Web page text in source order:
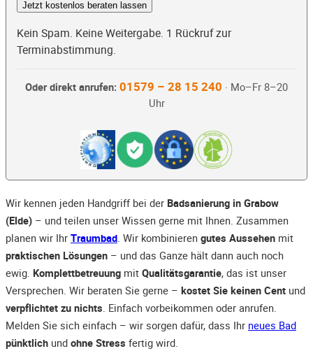
Jetzt kostenlos beraten lassen
Kein Spam. Keine Weitergabe. 1 Rückruf zur
Terminabstimmung.
Oder direkt anrufen: 01579 – 28 15 240 · Mo–Fr 8–20
Uhr
Wir kennen jeden Handgriff bei der Badsanierung in Grabow
(Elde) – und teilen unser Wissen gerne mit Ihnen. Zusammen
planen wir Ihr Traumbad. Wir kombinieren gutes Aussehen mit
praktischen Lösungen – und das Ganze hält dann auch noch
ewig. Komplettbetreuung mit Qualitätsgarantie, das ist unser
Versprechen. Wir beraten Sie gerne – kostet Sie keinen Cent und
verpflichtet zu nichts. Einfach vorbeikommen oder anrufen.
Melden Sie sich einfach – wir sorgen dafür, dass Ihr neues Bad
pünktlich und ohne Stress fertig wird.